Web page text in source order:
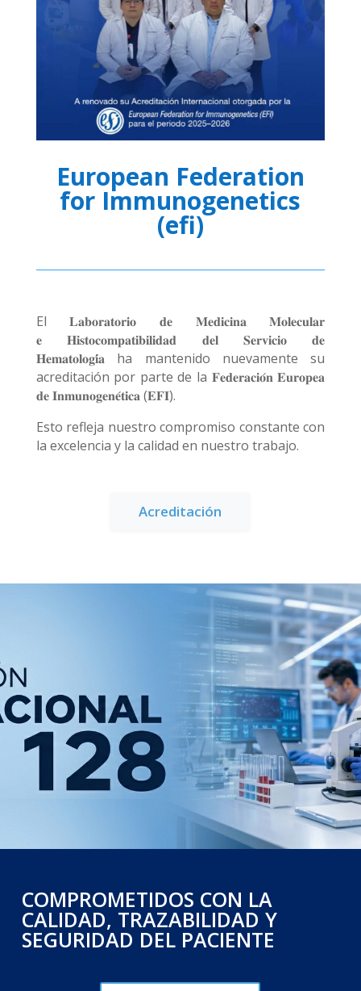
European Federation
for Immunogenetics
(efi)
El 𝐋𝐚𝐛𝐨𝐫𝐚𝐭𝐨𝐫𝐢𝐨 𝐝𝐞 𝐌𝐞𝐝𝐢𝐜𝐢𝐧𝐚 𝐌𝐨𝐥𝐞𝐜𝐮𝐥𝐚𝐫
𝐞𝐇𝐢𝐬𝐭𝐨𝐜𝐨𝐦𝐩𝐚𝐭𝐢𝐛𝐢𝐥𝐢𝐝𝐚𝐝 𝐝𝐞𝐥 𝐒𝐞𝐫𝐯𝐢𝐜𝐢𝐨 𝐝𝐞
𝐇𝐞𝐦𝐚𝐭𝐨𝐥𝐨𝐠𝐢́𝐚 ha mantenido nuevamente su
acreditación por parte de la 𝐅𝐞𝐝𝐞𝐫𝐚𝐜𝐢𝐨́𝐧 𝐄𝐮𝐫𝐨𝐩𝐞𝐚
𝐝𝐞 𝐈𝐧𝐦𝐮𝐧𝐨𝐠𝐞𝐧𝐞́𝐭𝐢𝐜𝐚 (𝐄𝐅𝐈).
Esto refleja nuestro compromiso constante con
la excelencia y la calidad en nuestro trabajo.
Acreditación
COMPROMETIDOS CON LA
CALIDAD, TRAZABILIDAD Y
SEGURIDAD DEL PACIENTE